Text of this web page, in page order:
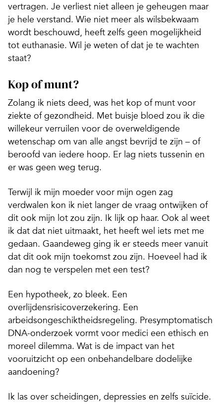
vertragen. Je verliest niet alleen je geheugen maar
je hele verstand. Wie niet meer als wilsbekwaam
wordt beschouwd, heeft zelfs geen mogelijkheid
tot euthanasie. Wil je weten of dat je te wachten
staat?
Kop of munt?
Zolang ik niets deed, was het kop of munt voor
ziekte of gezondheid. Met buisje bloed zou ik die
willekeur verruilen voor de overweldigende
wetenschap om van alle angst bevrijd te zijn – of
beroofd van iedere hoop. Er lag niets tussenin en
er was geen weg terug.
Terwijl ik mijn moeder voor mijn ogen zag
verdwalen kon ik niet langer de vraag ontwijken of
dit ook mijn lot zou zijn. Ik lijk op haar. Ook al weet
ik dat dat niet uitmaakt, het heeft wel iets met me
gedaan. Gaandeweg ging ik er steeds meer vanuit
dat dit ook mijn toekomst zou zijn. Hoeveel had ik
dan nog te verspelen met een test?
Een hypotheek, zo bleek. Een
overlijdensrisicoverzekering. Een
arbeidsongeschiktheidsregeling. Presymptomatisch
DNA-onderzoek vormt voor medici een ethisch en
moreel dilemma. Wat is de impact van het
vooruitzicht op een onbehandelbare dodelijke
aandoening?
Ik las over scheidingen, depressies en zelfs suïcide.